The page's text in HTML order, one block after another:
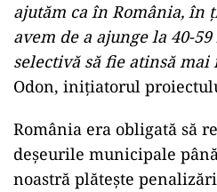
ajutăm ca în România, în
avem de a ajunge la 40-
selectivă să fie atinsă mai
Odon, inițiatorul
România era obligată să
deșeurile municipale
noastră plătește